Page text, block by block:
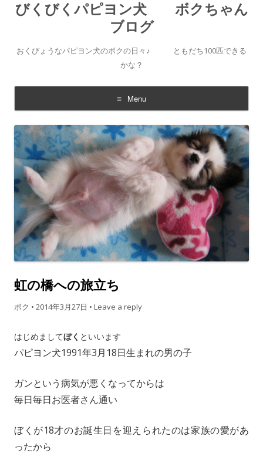
びくびくパピヨン犬 ボクちゃん
ブログ
おくびょうなパピヨン犬のボクの日々♪ ともだち100匹できる
かな？
Menu
Skip to content
虹の橋への旅立ち
ボク • 2014年3月27日 • Leave a reply
はじめましてぼく といいます
パピヨン犬1991年3月18日生まれの男の子
ガンという病気が悪くなってからは
毎日毎日お医者さん通い
ぼくが18才のお誕生日を迎えられたのは家族の愛があ
ったから